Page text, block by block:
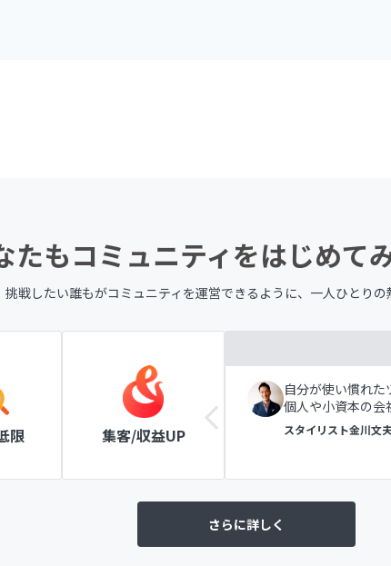
たもコミュニティをはじめて
挑戦したい誰もがコミュニティを運営できるように、 一人ひとり
限 集客/収益UP
すいツールの表示で初めての方
クラブ
自分が使い慣れた
個人や小資本の会
スタイリスト金川文
さらに詳しく